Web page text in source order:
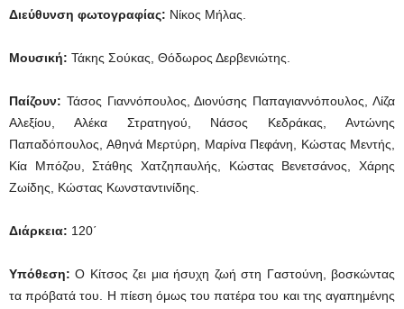
Διεύθυνση φωτογραφίας: Νίκος Μήλας.
Μουσική: Τάκης Σούκας, Θόδωρος Δερβενιώτης.
Παίζουν: Τάσος Γιαννόπουλος, Διονύσης Παπαγιαννόπουλος, Λίζα
Αλεξίου, Αλέκα Στρατηγού, Νάσος Κεδράκας, Αντώνης
Παπαδόπουλος, Αθηνά Μερτύρη, Μαρίνα Πεφάνη, Κώστας Μεντής,
Κία Μπόζου, Στάθης Χατζηπαυλής, Κώστας Βενετσάνος, Χάρης
Ζωίδης, Κώστας Κωνσταντινίδης.
Διάρκεια: 120΄
Υπόθεση: O Kίτσος ζει μια ήσυχη ζωή στη Γαστούνη, βοσκώντας
τα πρόβατά του. Η πίεση όμως του πατέρα του και της αγαπημένης